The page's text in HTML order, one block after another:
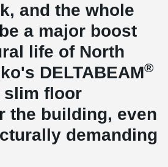
and the whole
a major boost
life of North
DELTABEAM®
slim floor
the building, even
demanding